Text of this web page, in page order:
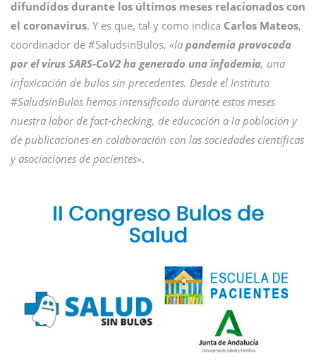
difundidos durante los últimos meses relacionados con
el coronavirus. Y es que, tal y como indica Carlos Mateos,
coordinador de #SaludsinBulos, «la pandemia provocada
por el virus SARS-CoV2 ha generado una infodemia, una
infoxicación de bulos sin precedentes. Desde el Instituto
#SaludsinBulos hemos intensificado durante estos meses
nuestra labor de fact-checking, de educación a la población y
de publicaciones en colaboración con las sociedades científicas
y asociaciones de pacientes».